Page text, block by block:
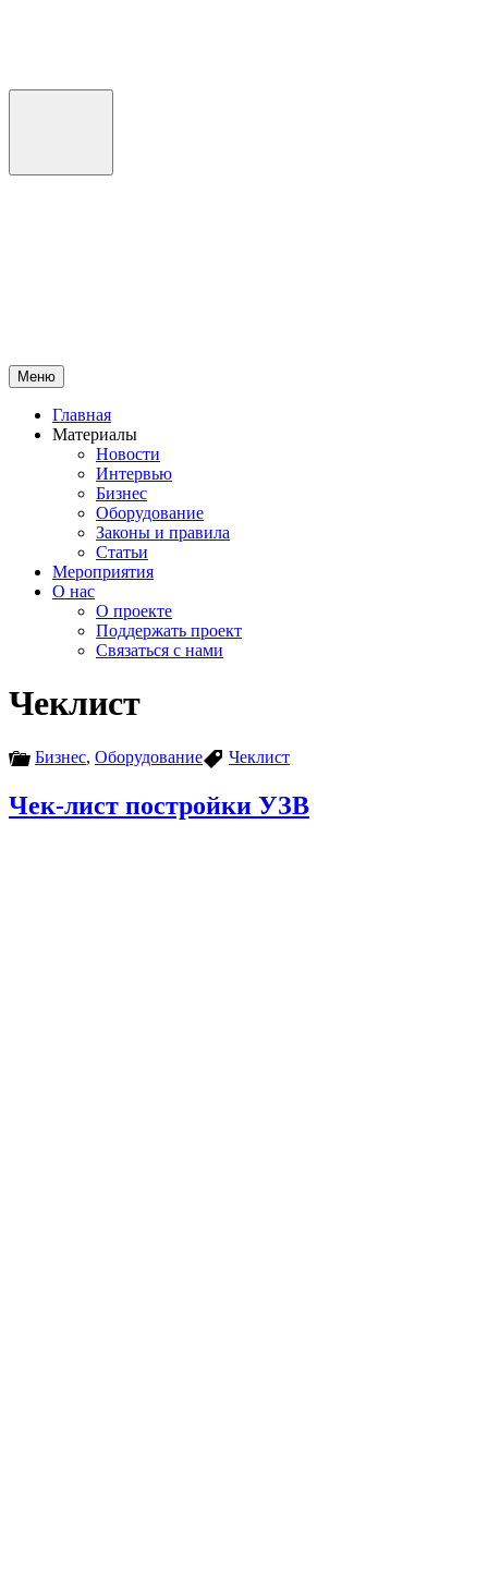
Меню
Главная
Материалы
Новости
Интервью
Бизнес
Оборудование
Законы и правила
Статьи
Мероприятия
О нас
О проекте
Поддержать проект
Связаться с нами
Чеклист
Бизнес, Оборудование Чеклист
Чек-лист постройки УЗВ